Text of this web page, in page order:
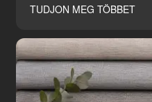
TUDJON MEG TÖBBET